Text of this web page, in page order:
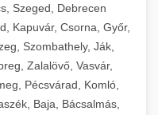
Szeged, Debrecen
Kapuvár, Csorna, Győr,
Szombathely, Ják,
Zalalövő, Vasvár,
Pécsvárad, Komló,
Baja, Bácsalmás,